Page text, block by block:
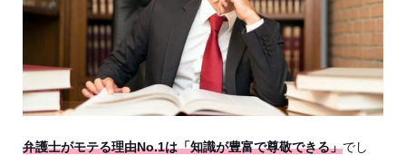
弁護士がモテる理由No.1は「知識が豊富で尊敬できる」でし